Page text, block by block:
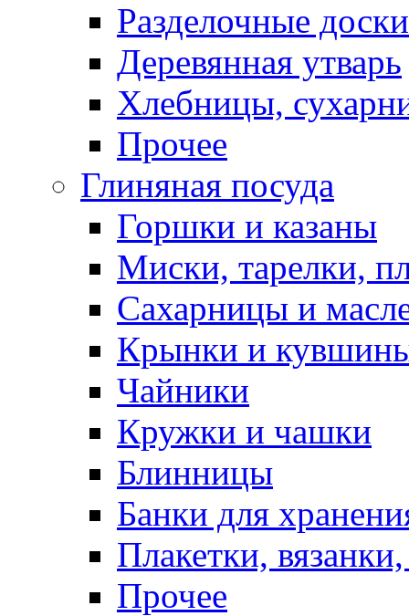
Разделочные доски
Деревянная утварь
Хлебницы,
Прочее
Глиняная посуда
Горшки и казаны
Миски, тарелки,
Сахарницы и
Крынки и
Чайники
Кружки и чашки
Блинницы
Банки для
Плакетки,
Прочее